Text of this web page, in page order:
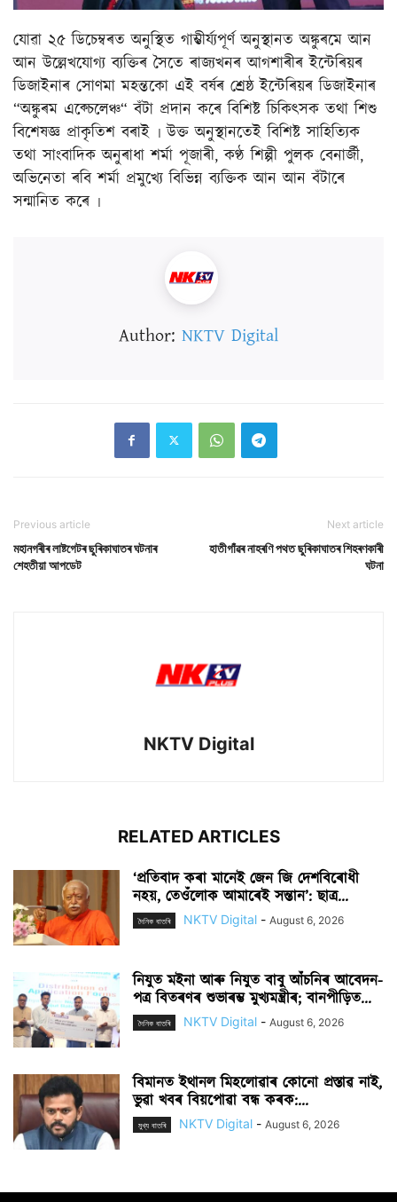
যোৱা ২৫ ডিচেম্বৰত অনুস্থিত গাম্ভীৰ্য্যপূৰ্ণ অনুস্থানত অঙ্কুৰমে আন
আন উল্লেখযোগ্য ব্যক্তিৰ সৈতে ৰাজ্যখনৰ আগশাৰীৰ ইন্টেৰিয়ৰ
ডিজাইনাৰ সোণমা মহন্তকো এই বৰ্ষৰ শ্ৰেষ্ঠ ইন্টেৰিয়ৰ ডিজাইনাৰ
“অঙ্কুৰম এক্চেলেঞ্চ“ বঁটা প্ৰদান কৰে বিশিষ্ট চিকিৎসক তথা শিশু
বিশেষজ্ঞ প্ৰাকৃতিশ বৰাই ৷ উক্ত অনুস্থানতেই বিশিষ্ট সাহিত্যিক
তথা সাংবাদিক অনুৰাধা শৰ্মা পূজাৰী, কণ্ঠ শিল্পী পুলক বেনাৰ্জী,
অভিনেতা ৰবি শৰ্মা প্ৰমুখ্যে বিভিন্ন ব্যক্তিক আন আন বঁটাৰে
সন্মানিত কৰে ৷
Author: NKTV Digital
Previous article
মহানগৰীৰ লাষ্টগেটৰ ছুৰিকাঘাতৰ ঘটনাৰ
শেহতীয়া আপডেট
Next article
হাতীগাঁৱৰ নাহৰণি পথত ছুৰিকাঘাতৰ শিহৰণকাৰী
ঘটনা
NKTV Digital
RELATED ARTICLES
‘প্ৰতিবাদ কৰা মানেই জেন জি দেশবিৰোধী
নহয়, তেওঁলোক আমাৰেই সন্তান’: ছাত্ৰ...
দৈনিক বাতৰি NKTV Digital - August 6, 2026
নিযুত মইনা আৰু নিযুত বাবু আঁচনিৰ আবেদন-
পত্ৰ বিতৰণৰ শুভাৰম্ভ মুখ্যমন্ত্ৰীৰ; বানপীড়িত...
দৈনিক বাতৰি NKTV Digital - August 6, 2026
বিমানত ইথানল মিহলোৱাৰ কোনো প্ৰস্তাৱ নাই,
ভুৱা খবৰ বিয়পোৱা বন্ধ কৰক:...
মুখ্য বাতৰি NKTV Digital - August 6, 2026